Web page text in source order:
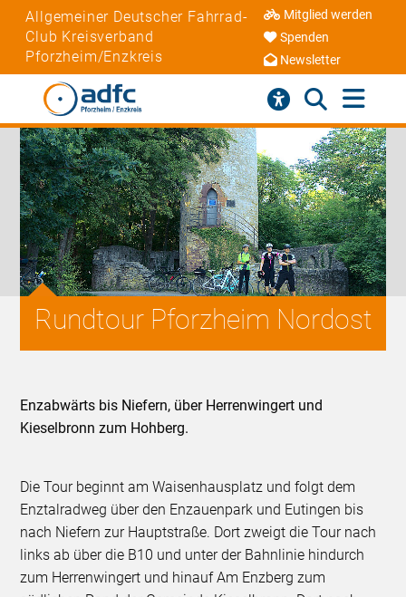
Allgemeiner Deutscher Fahrrad-
Club Kreisverband
Pforzheim/Enzkreis
Mitglied werden
Spenden
Newsletter
Rundtour Pforzheim Nordost
Enzabwärts bis Niefern, über Herrenwingert und
Kieselbronn zum Hohberg.
Die Tour beginnt am Waisenhausplatz und folgt dem
Enztalradweg über den Enzauenpark und Eutingen bis
nach Niefern zur Hauptstraße. Dort zweigt die Tour nach
links ab über die B10 und unter der Bahnlinie hindurch
zum Herrenwingert und hinauf Am Enzberg zum